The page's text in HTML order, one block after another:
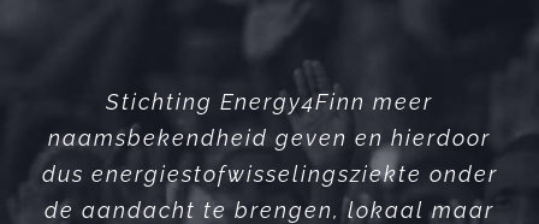
Stichting Energy4Finn meer
naamsbekendheid geven en hierdoor
dus energiestofwisselingsziekte onder
de aandacht te brengen, lokaal maar